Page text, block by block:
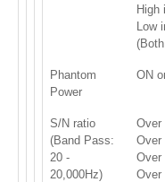
High
Low
Phantom
Power
ON
S/N ratio
(Band Pass:
20 -
20,000Hz)
Over
Over
Over
Over